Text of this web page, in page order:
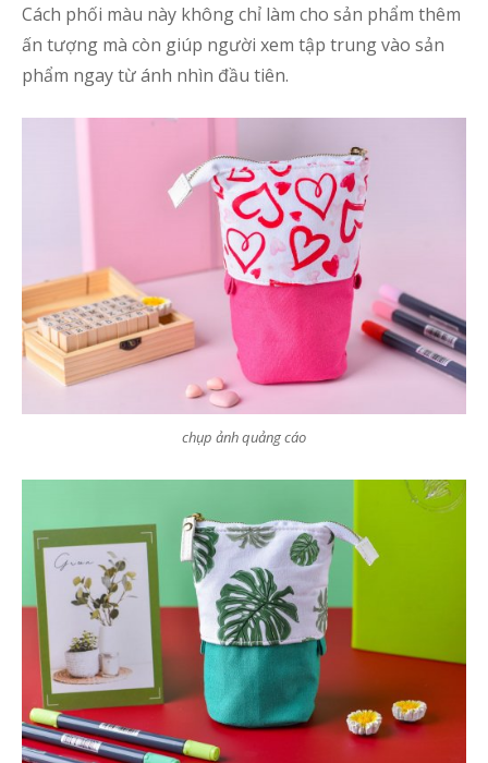
Cách phối màu này không chỉ làm cho sản phẩm thêm
ấn tượng mà còn giúp người xem tập trung vào sản
phẩm ngay từ ánh nhìn đầu tiên.
chụp ảnh quảng cáo